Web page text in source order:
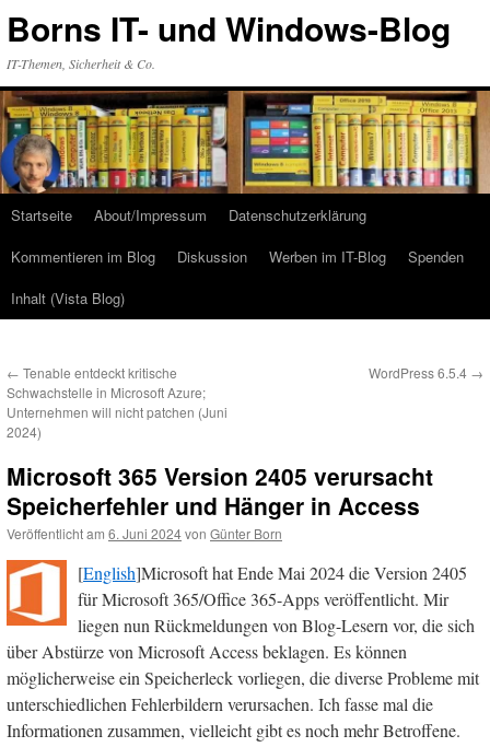
Inhalt
Borns IT- und Windows-Blog
IT-Themen, Sicherheit & Co.
Startseite About/Impressum
Datenschutzerklärung
Kommentieren im Blog
Diskussion Werben im IT-Blog
Spenden
Inhalt (Vista Blog)
← Tenable entdeckt kritische
Schwachstelle in Microsoft Azure;
Unternehmen will nicht patchen (Juni
2024)
WordPress 6.5.4 →
Microsoft 365 Version 2405 verursacht
Speicherfehler und Hänger in Access
Veröffentlicht am 6. Juni 2024von Günter Born
[English]Microsoft hat Ende Mai 2024 die Version 2405
für Microsoft 365/Office 365-Apps veröffentlicht. Mir
liegen nun Rückmeldungen von Blog-Lesern vor, die sich
über Abstürze von Microsoft Access beklagen. Es können
möglicherweise ein Speicherleck vorliegen, die diverse Probleme mit
unterschiedlichen Fehlerbildern verursachen. Ich fasse mal die
Informationen zusammen, vielleicht gibt es noch mehr Betroffene.